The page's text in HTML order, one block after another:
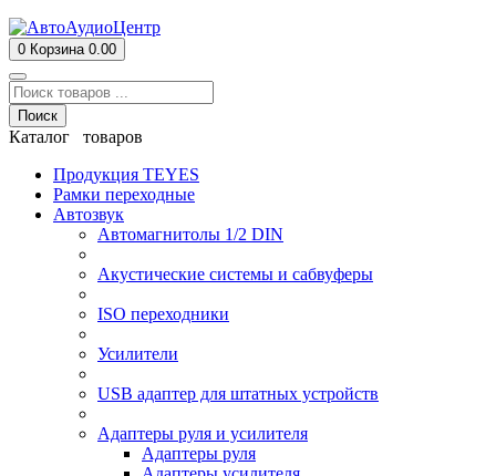
0 Корзина 0.00
Поиск
Каталог товаров
Продукция TEYES
Рамки переходные
Автозвук
Автомагнитолы 1/2 DIN
Акустические системы и сабвуферы
ISO переходники
Усилители
USB адаптер для штатных устройств
Адаптеры руля и усилителя
Адаптеры руля